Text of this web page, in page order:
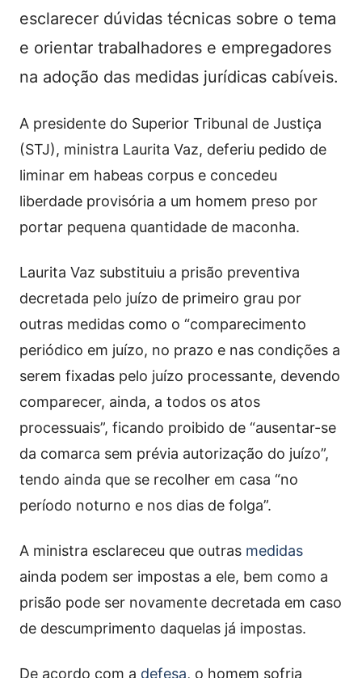
esclarecer dúvidas técnicas sobre o tema
e orientar trabalhadores e empregadores
na adoção das medidas jurídicas cabíveis.
A presidente do Superior Tribunal de Justiça
(STJ), ministra Laurita Vaz, deferiu pedido de
liminar em habeas corpus e concedeu
liberdade provisória a um homem preso por
portar pequena quantidade de maconha.
Laurita Vaz substituiu a prisão preventiva
decretada pelo juízo de primeiro grau por
outras medidas como o “comparecimento
periódico em juízo, no prazo e nas condições a
serem fixadas pelo juízo processante, devendo
comparecer, ainda, a todos os atos
processuais”, ficando proibido de “ausentar-se
da comarca sem prévia autorização do juízo”,
tendo ainda que se recolher em casa “no
período noturno e nos dias de folga”.
A ministra esclareceu que outras medidas
ainda podem ser impostas a ele, bem como a
prisão pode ser novamente decretada em caso
de descumprimento daquelas já impostas.
De acordo com a defesa, o homem sofria